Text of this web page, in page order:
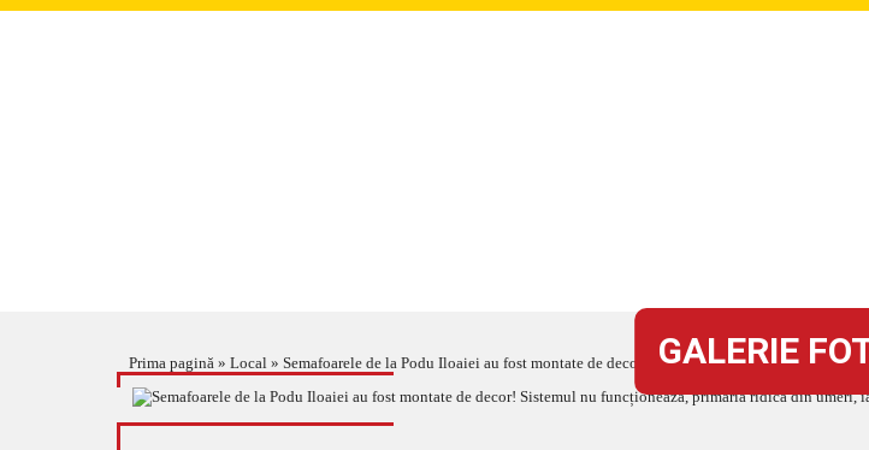
Prima pagină » Local » Semafoarele de la Podu Iloaiei au fost montate de decor! Sistemul nu funcționează,
GALERIE